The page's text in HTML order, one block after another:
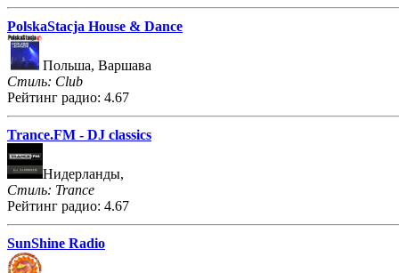
PolskaStacja House & Dance
Польша, Варшава
Стиль: Club
Рейтинг радио: 4.67
Trance.FM - DJ classics
Нидерланды,
Стиль: Trance
Рейтинг радио: 4.67
SunShine Radio